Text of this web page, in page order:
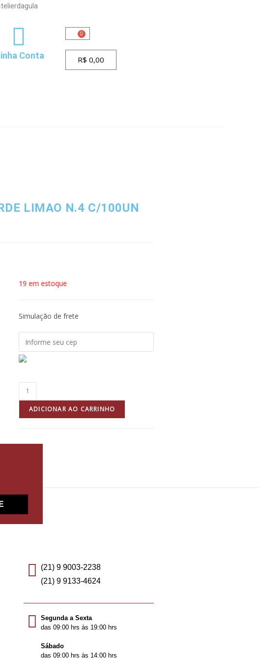
Conta
0
R$ 0,00
LIMAO N.4 C/100UN
19 em estoque
Simulação de frete
ADICIONAR AO CARRINHO
(21) 9 9003-2238
(21) 9 9133-4624
Segunda a Sexta
das 09:00 hrs às 19:00 hrs
Sábado
das 09:00 hrs às 14:00 hrs